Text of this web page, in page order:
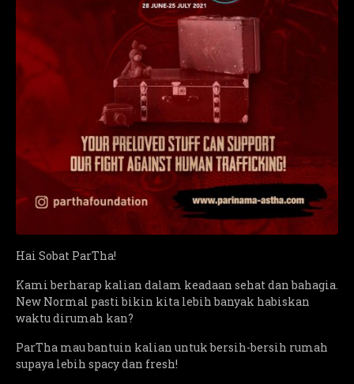
Hai Sobat ParTha!
Kami berharap kalian dalam keadaan sehat dan bahagia.
New Normal pasti bikin kita lebih banyak habiskan
waktu dirumah kan?
ParTha mau bantuin kalian untuk bersih-bersih rumah
supaya lebih spacy dan fresh!